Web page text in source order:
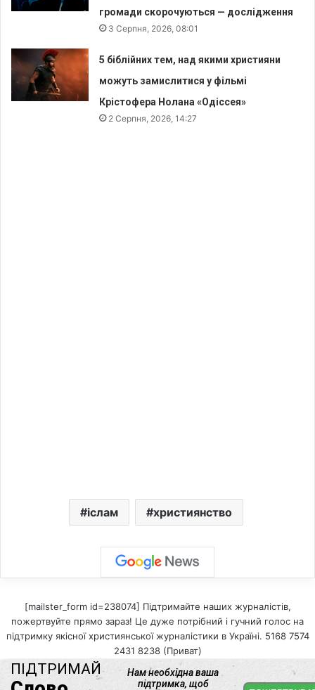
громади скорочуються — дослідження
3 Серпня, 2026, 08:01
5 біблійних тем, над якими християни
можуть замислитися у фільмі
Крістофера Нолана «Одіссея»
2 Серпня, 2026, 14:27
іслам християнство
[mailster_form id=238074] Підтримайте наших журналістів,
пожертвуйте прямо зараз! Це дуже потрібний і гучний голос на
підтримку якісної християнської журналістики в Україні. 5168 7574
2431 8238 (Приват)